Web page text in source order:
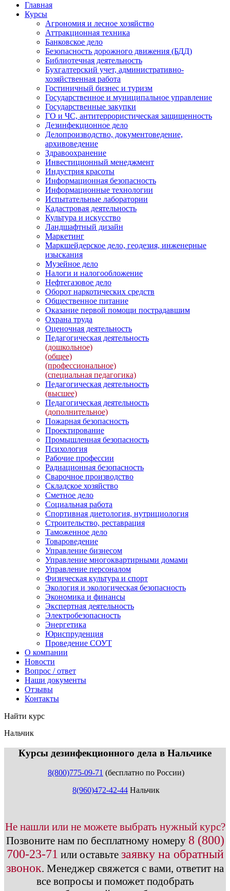
Главная
Курсы
Агрономия и лесное хозяйство
Аттракционная техника
Банковское дело
Безопасность дорожного движения (БДД)
Библиотечная деятельность
Бухгалтерский учет, административно-
хозяйственная работа
Гостиничный бизнес и туризм
Государственное и муниципальное управление
Государственные закупки
ГО и ЧС, антитеррористическая защищенность
Дезинфекционное дело
Делопроизводство, документоведение,
архивоведение
Здравоохранение
Инвестиционный менеджмент
Индустрия красоты
Информационная безопасность
Информационные технологии
Испытательные лаборатории
Кадастровая деятельность
Культура и искусство
Ландшафтный дизайн
Маркетинг
Маркшейдерское дело, геодезия, инженерные
изыскания
Музейное дело
Налоги и налогообложение
Нефтегазовое дело
Оборот наркотических средств
Общественное питание
Оказание первой помощи пострадавшим
Охрана труда
Оценочная деятельность
Педагогическая деятельность
(дошкольное)
(общее)
(профессиональное)
(специальная педагогика)
Педагогическая деятельность
(высшее)
Педагогическая деятельность
(дополнительное)
Пожарная безопасность
Проектирование
Промышленная безопасность
Психология
Рабочие профессии
Радиационная безопасность
Сварочное производство
Складское хозяйство
Сметное дело
Социальная работа
Спортивная диетология, нутрициология
Строительство, реставрация
Таможенное дело
Товароведение
Управление бизнесом
Управление многоквартирными домами
Управление персоналом
Физическая культура и спорт
Экология и экологическая безопасность
Экономика и финансы
Экспертная деятельность
Электробезопасность
Энергетика
Юриспруденция
Проведение СОУТ
О компании
Новости
Вопрос / ответ
Наши документы
Отзывы
Контакты
Найти курс
Нальчик
Курсы дезинфекционного дела в Нальчике
8(800)775-09-71 (бесплатно по России)
8(960)472-42-44 Нальчик
Не нашли или не можете выбрать нужный курс?
Позвоните нам по бесплатному номеру 8 (800)
700-23-71 или оставьте заявку на обратный
звонок. Менеджер свяжется с вами, ответит на
все вопросы и поможет подобрать